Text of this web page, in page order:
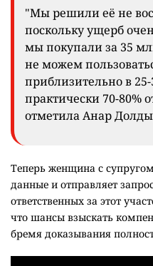
"Мы решили её не
поскольку ущерб
мы покупали за 35
не можем
приблизительно в
практически 70-80%
отметила Анар
Теперь женщина с
данные и отправляет
ответственных за этот
что шансы взыскать
бремя доказывания